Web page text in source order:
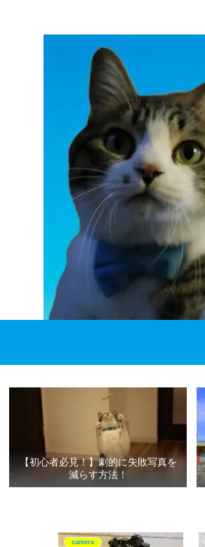
【初心者必見！】劇的に失敗写真を
減らす方法！
camera